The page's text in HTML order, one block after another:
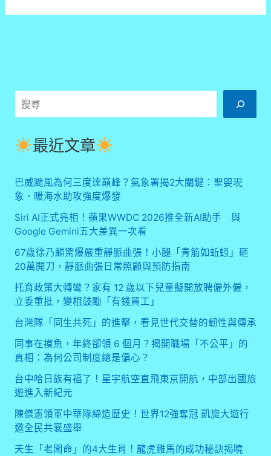
裁
員！
記
憶
宣
布
裁
減
近
員
工
股
東
金
士
頓
退
董
事
搜
尋
最近文章
巴威颱風為何三度達巔峰？氣象署揭2大關鍵：聖嬰現
象、暖海水助攻強度爆發
Siri AI正式亮相！蘋果WWDC 2026推全新AI助手 與
Google Gemini五大差異一次看
67歲徐乃麟驚爆嚴重靜脈曲張！小腿「青筋如蚯蚓」砸
20萬開刀，靜脈曲張日常照顧與預防指南
托育政策大轉彎？家有 12 歲以下兒童擬開放聘僱外僱，
立委重批，變相鼓勵「有錢買工」
台灣隊「同生共死」的進擊，看見世代交替的韌性與傳承
同事在摸魚，年終卻領 6 個月？揭開職場「不公平」的
真相：為何公司制度總是偏心？
台中哈日族有福了！星宇航空直飛東京開航，中部出國旅
遊進入新紀元
陳傑憲領軍中華隊締造歷史！世界12強奪冠 凱旋大遊行
邀全民共襄盛舉
天生「老闆命」的4大生肖！龍虎雞馬的成功秘訣揭曉